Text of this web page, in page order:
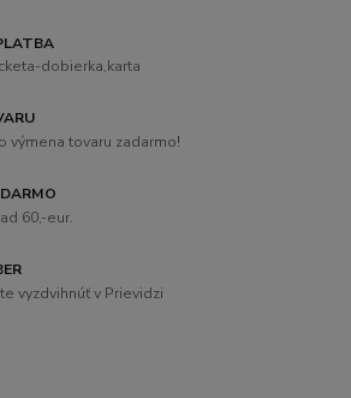
dobierka,karta
výmena tovaru zadarmo!
60,-eur.
vyzdvihnúť v Prievidzi